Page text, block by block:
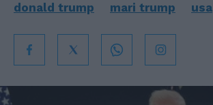
donald trump mari trump usa